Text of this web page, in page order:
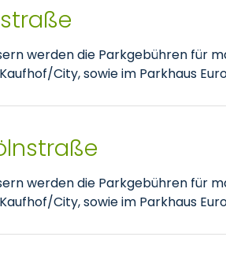
werden die Parkgebühren für
City, sowie im Parkhaus
werden die Parkgebühren für
City, sowie im Parkhaus